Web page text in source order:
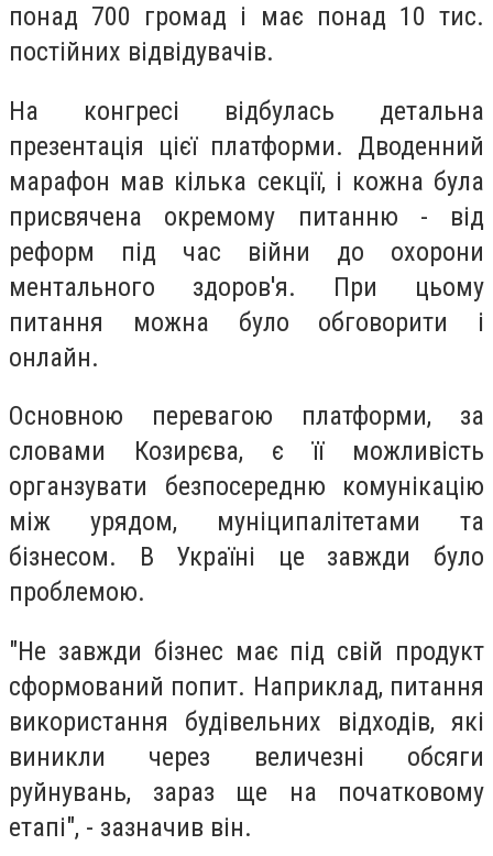
понад 700 громад і має понад 10 тис.
постійних відвідувачів.
На конгресі відбулась детальна
презентація цієї платформи. Дводенний
марафон мав кілька секції, і кожна була
присвячена окремому питанню - від
реформ під час війни до охорони
ментального здоров'я. При цьому
питання можна було обговорити і
онлайн.
Основною перевагою платформи, за
словами Козирєва, є її можливість
органзувати безпосередню комунікацію
між урядом, муніципалітетами та
бізнесом. В Україні це завжди було
проблемою.
"Не завжди бізнес має під свій продукт
сформований попит. Наприклад, питання
використання будівельних відходів, які
виникли через величезні обсяги
руйнувань, зараз ще на початковому
етапі", - зазначив він.